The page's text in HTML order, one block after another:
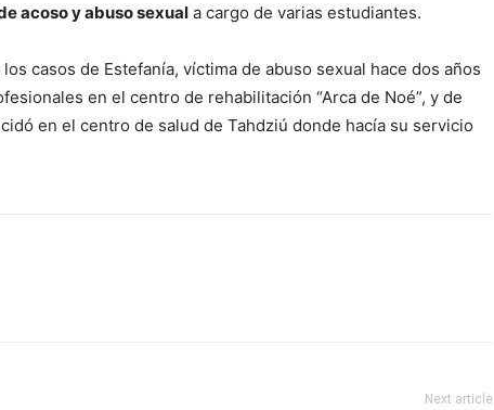
acoso y abuso sexual a cargo de varias estudiantes.
casos de Estefanía, víctima de abuso sexual hace dos años
en el centro de rehabilitación “Arca de Noé”, y de
en el centro de salud de Tahdziú donde hacía su servicio
Next article